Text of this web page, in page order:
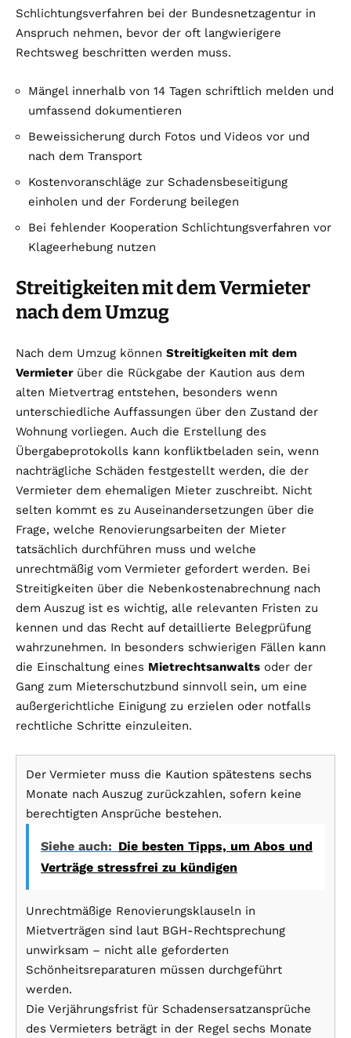
Schlichtungsverfahren bei der Bundesnetzagentur in
Anspruch nehmen, bevor der oft langwierigere
Rechtsweg beschritten werden muss.
Mängel innerhalb von 14 Tagen schriftlich melden und
umfassend dokumentieren
Beweissicherung durch Fotos und Videos vor und
nach dem Transport
Kostenvoranschläge zur Schadensbeseitigung
einholen und der Forderung beilegen
Bei fehlender Kooperation Schlichtungsverfahren vor
Klageerhebung nutzen
Streitigkeiten mit dem Vermieter
nach dem Umzug
Nach dem Umzug können Streitigkeiten mit dem
Vermieterüber die Rückgabe der Kaution aus dem
alten Mietvertrag entstehen, besonders wenn
unterschiedliche Auffassungen über den Zustand der
Wohnung vorliegen. Auch die Erstellung des
Übergabeprotokolls kann konfliktbeladen sein, wenn
nachträgliche Schäden festgestellt werden, die der
Vermieter dem ehemaligen Mieter zuschreibt. Nicht
selten kommt es zu Auseinandersetzungen über die
Frage, welche Renovierungsarbeiten der Mieter
tatsächlich durchführen muss und welche
unrechtmäßig vom Vermieter gefordert werden. Bei
Streitigkeiten über die Nebenkostenabrechnung nach
dem Auszug ist es wichtig, alle relevanten Fristen zu
kennen und das Recht auf detaillierte Belegprüfung
wahrzunehmen. In besonders schwierigen Fällen kann
die Einschaltung eines Mietrechtsanwalts oder der
Gang zum Mieterschutzbund sinnvoll sein, um eine
außergerichtliche Einigung zu erzielen oder notfalls
rechtliche Schritte einzuleiten.
Der Vermieter muss die Kaution spätestens sechs
Monate nach Auszug zurückzahlen, sofern keine
berechtigten Ansprüche bestehen.
Siehe auch: Die besten Tipps, um Abos und
Verträge stressfrei zu kündigen
Unrechtmäßige Renovierungsklauseln in
Mietverträgen sind laut BGH-Rechtsprechung
unwirksam – nicht alle geforderten
Schönheitsreparaturen müssen durchgeführt
werden.
Die Verjährungsfrist für Schadensersatzansprüche
des Vermieters beträgt in der Regel sechs Monate